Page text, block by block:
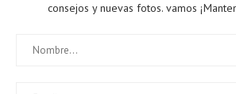
consejos y nuevas fotos. vamos